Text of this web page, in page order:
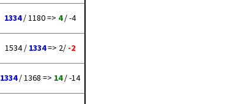
1334/ 1180 => 4/ -4
1534 / 1334=> 2/ -2
1334/ 1368 => 14/ -14